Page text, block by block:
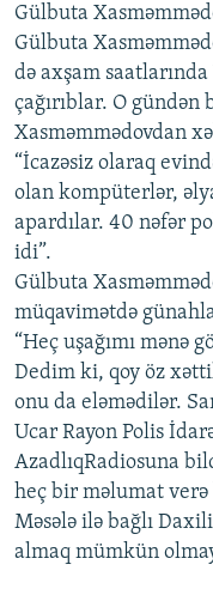
FOTOQALEREYA
İNFOQRAFIKA
KARIKATURA
OXU ZALI
AZƏRBAYCAN
İSLAM VƏ DEMOKRATIYA
İZ - MƏDƏNIYYƏT
HAQQIMIZDA
MISSIYAMIZ
PEŞƏ ETIKASI VƏ
MATERIALLARIMIZDAN
AZADLIQRADIOSU MOBIL
BIZIMLƏ ƏLAQƏ
XƏBƏR
BIZI IZLƏ
RFE/RL-in bütün
Gülbuta
Gülbuta
də axşam
çağırıblar. O
Xasməmmədovdan
“İcazəsiz olaraq
olan kompüterlər,
apardılar. 40 nəfər
idi”.
Gülbuta
müqavimətdə
“Heç uşağımı mənə
Dedim ki, qoy öz
onu da eləmədilər.
Ucar Rayon Polis
AzadlıqRadiosuna
heç bir məlumat
Məsələ ilə bağlı
almaq mümkün